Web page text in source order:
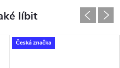
Česká značka